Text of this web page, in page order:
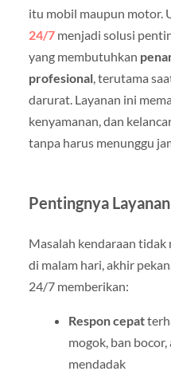
itu mobil maupun motor.
24/7menjadi solusi
yang membutuhkan
profesional, terutama
darurat. Layanan ini
kenyamanan, dan
tanpa harus menunggu
Pentingnya
Masalah kendaraan tidak
di malam hari, akhir
24/7 memberikan:
Respon cepat
mogok, ban
mendadak